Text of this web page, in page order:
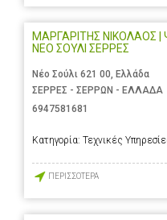
ΜΑΡΓΑΡΙΤΗΣ ΝΙΚΟΛΑΟΣ |
ΝΕΟ ΣΟΥΛΙ ΣΕΡΡΕΣ
Νέο Σούλι 621 00, Ελλάδα
ΣΕΡΡΕΣ - ΣΕΡΡΩΝ - ΕΛΛΑΔΑ
6947581681
Κατηγορία: Τεχνικές
ΠΕΡΙΣΣΟΤΕΡΑ